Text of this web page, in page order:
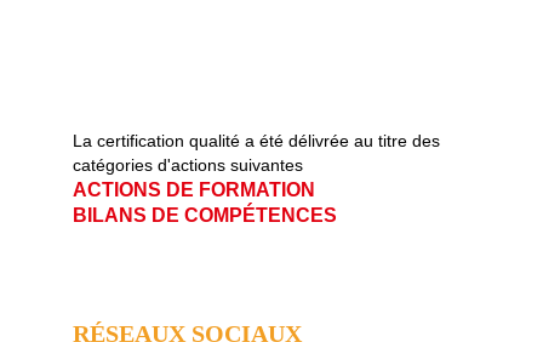
RÉSEAUX SOCIAUX
La certification qualité a été délivrée au titre des
catégories d'actions suivantes
ACTIONS DE FORMATION
BILANS DE COMPÉTENCES